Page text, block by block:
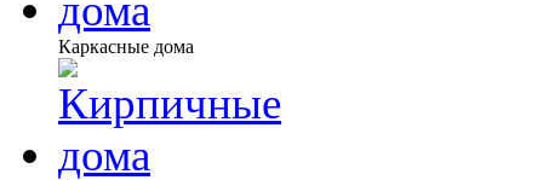
Каркасные дома